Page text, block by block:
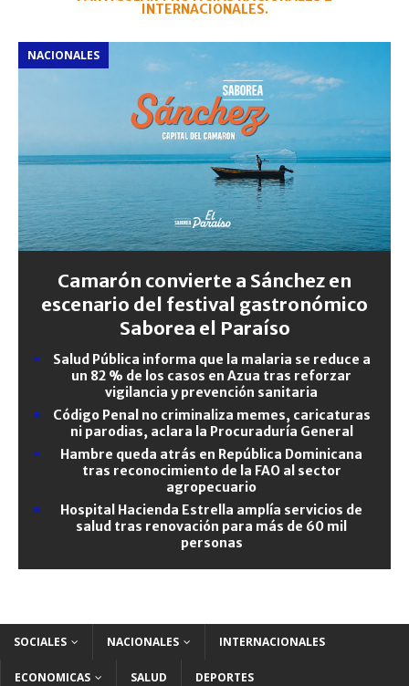
INTERNACIONALES.
NACIONALES
Camarón convierte a Sánchez en
escenario del festival gastronómico
Saborea el Paraíso
Salud Pública informa que la malaria se reduce a
un 82 % de los casos en Azua tras reforzar
vigilancia y prevención sanitaria
Código Penal no criminaliza memes, caricaturas
ni parodias, aclara la Procuraduría General
Hambre queda atrás en República Dominicana
tras reconocimiento de la FAO al sector
agropecuario
Hospital Hacienda Estrella amplía servicios de
salud tras renovación para más de 60 mil
personas
SOCIALES NACIONALES INTERNACIONALES
ECONOMICAS SALUD DEPORTES